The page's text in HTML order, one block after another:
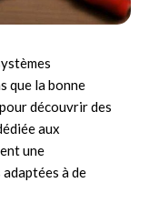
que la bonne
découvrir des
aux
une
à de